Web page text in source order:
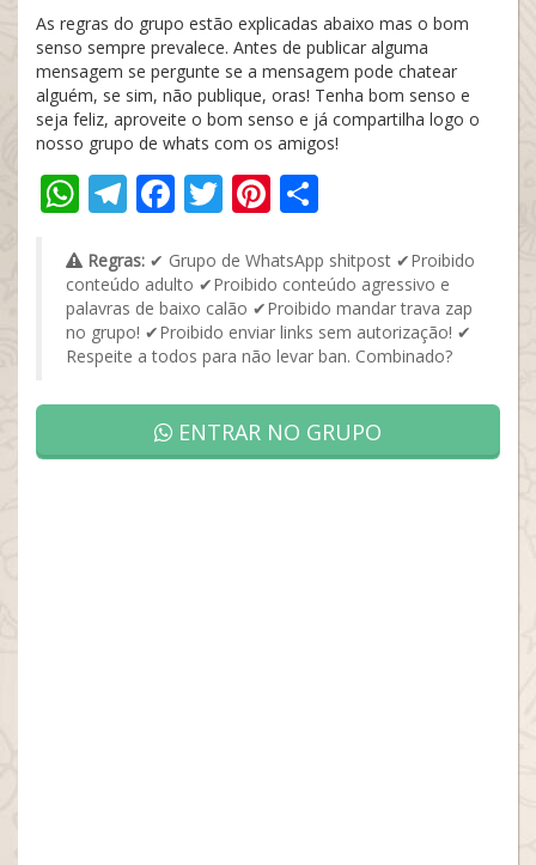
As regras do grupo estão explicadas abaixo mas o bom
senso sempre prevalece. Antes de publicar alguma
mensagem se pergunte se a mensagem pode chatear
alguém, se sim, não publique, oras! Tenha bom senso e
seja feliz, aproveite o bom senso e já compartilha logo o
nosso grupo de whats com os amigos!
WhatsApp
Telegram
Facebook
TwitterPinterest
Regras: ✔ Grupo de WhatsApp shitpost ✔Proibido
conteúdo adulto ✔Proibido conteúdo agressivo e
palavras de baixo calão ✔Proibido mandar trava zap
no grupo! ✔Proibido enviar links sem autorização! ✔
Respeite a todos para não levar ban. Combinado?
ENTRAR NO GRUPO